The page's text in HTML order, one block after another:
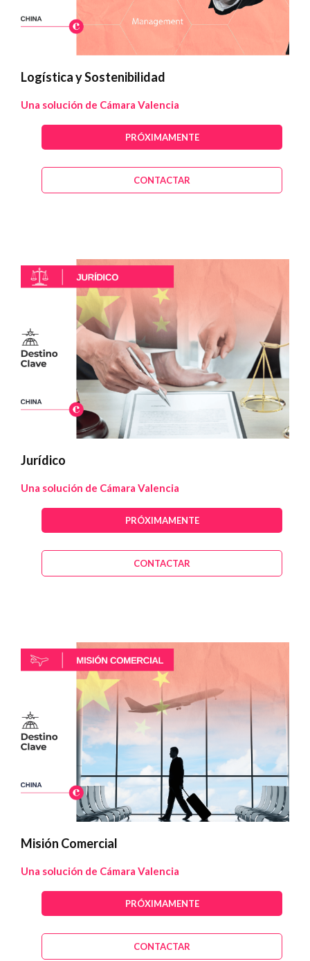
Logística y Sostenibilidad
Una solución de Cámara Valencia
PRÓXIMAMENTE
CONTACTAR
Jurídico
Una solución de Cámara Valencia
PRÓXIMAMENTE
CONTACTAR
Misión Comercial
Una solución de Cámara Valencia
PRÓXIMAMENTE
CONTACTAR